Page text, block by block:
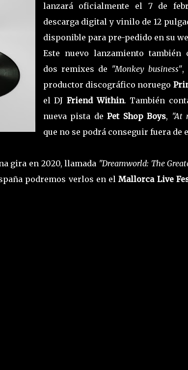
lanzará oficialmente el 7 de
descarga digital y vinilo de 12
disponible para pre-pedido en su
Este nuevo lanzamiento también
dos remixes de "Monkey business",
productor discográfico noruego
el DJ Friend Within. También
nueva pista de Pet Shop Boys, "At
que no se podrá conseguir fuera de
gira en 2020, llamada "Dreamworld: The
podremos verlos en elMallorca Live